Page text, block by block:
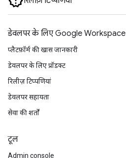
डेवलपर के लिए Google Workspace
प्लैटफ़ॉर्म की खास जानकारी
डेवलपर के लिए प्रॉडक्ट
रिलीज़ टिप्पणियां
डेवलपर सहायता
सेवा की शर्तों
टूल
Admin console